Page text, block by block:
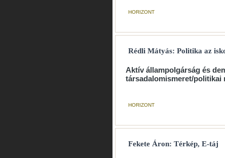
HORIZONT
Rédli Mátyás: Politika az
Aktív állampolgárság és
társadalomismeret/politikai
HORIZONT
Fekete Áron: Térkép, E-táj